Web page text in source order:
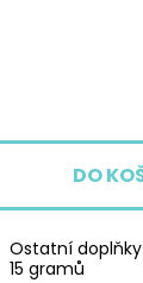
Ostatní doplňky
15 gramů